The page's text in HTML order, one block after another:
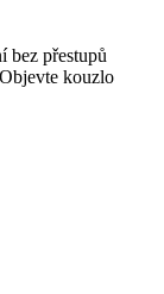
kouzlo